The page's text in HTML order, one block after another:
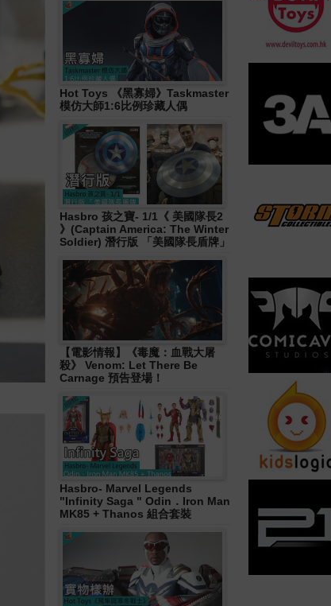
Hot Toys 《黑寡婦》Taskmaster
模仿大師1:6比例珍藏人偶
Hasbro 孩之寶- 1/1《 美國隊長2
》(Captain America: The Winter
Soldier) 潛行版 「美國隊長盾牌」
【電影情報】《毒魔：血戰大屠
殺》 Venom: Let There Be
Carnage 預告登場！
Hasbro- Marvel Legends
"Infinity Saga " Odin．Iron Man
MK85 + Thanos 組合套裝